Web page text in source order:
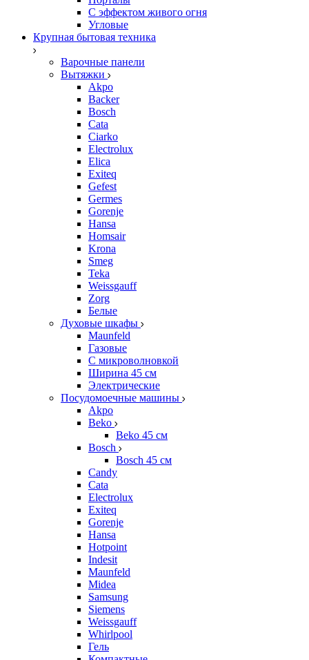
С эффектом живого огня
Угловые
Крупная бытовая техника
Варочные панели
Вытяжки
Akpo
Backer
Bosch
Cata
Ciarko
Electrolux
Elica
Exiteq
Gefest
Germes
Gorenje
Hansa
Homsair
Krona
Smeg
Teka
Weissgauff
Zorg
Белые
Духовые шкафы
Maunfeld
Газовые
С микроволновкой
Ширина 45 см
Электрические
Посудомоечные машины
Akpo
Beko
Beko 45 см
Bosch
Bosch 45 см
Candy
Cata
Electrolux
Exiteq
Gorenje
Hansa
Hotpoint
Indesit
Maunfeld
Midea
Samsung
Siemens
Weissgauff
Whirlpool
Гель